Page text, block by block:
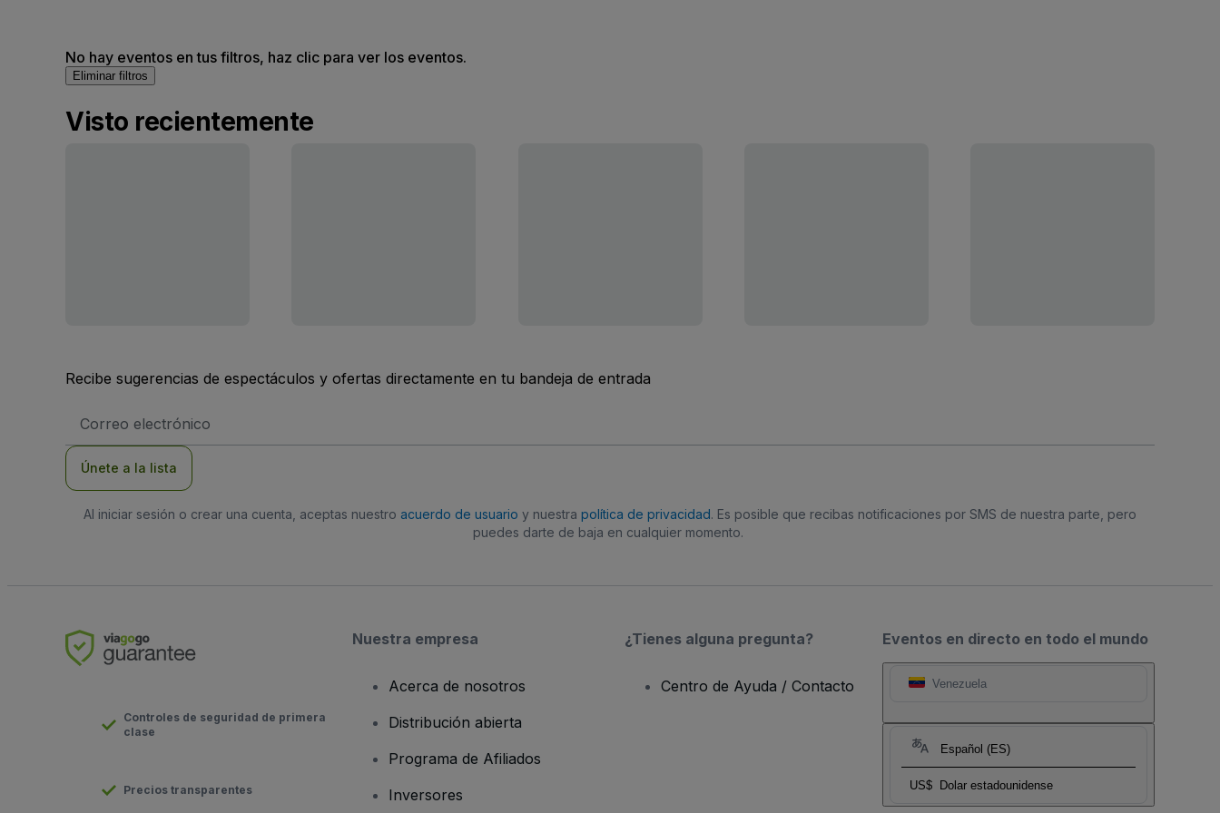
No hay eventos en tus filtros, haz clic para ver los eventos.
Eliminar filtros
Visto recientemente
Recibe sugerencias de espectáculos y ofertas directamente en tu bandeja de entrada
de
Únete a la lista
Al iniciar sesión o crear una cuenta, aceptas nuestro acuerdo de usuario y nuestra política de privacidad. Es posible que recibas notificaciones por SMS de nuestra parte, pero
puedes darte de baja en cualquier momento.
Eventos en directo en todo el mundo
Venezuela
Español (ES)
US$ Dolar estadounidense
Controles de seguridad de primera
clase
Precios transparentes
Nuestra empresa
Acerca de nosotros
Distribución abierta
Programa de Afiliados
Inversores
¿Tienes alguna pregunta?
Centro de Ayuda / Contacto